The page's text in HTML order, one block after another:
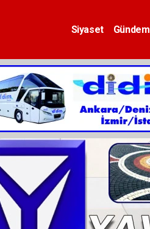
Siyaset Gündem